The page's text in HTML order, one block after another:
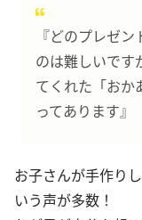
『どのプレゼ
のは難しいです
てくれた「おか
ってあります』
お子さんが手作り
いう声が多数！